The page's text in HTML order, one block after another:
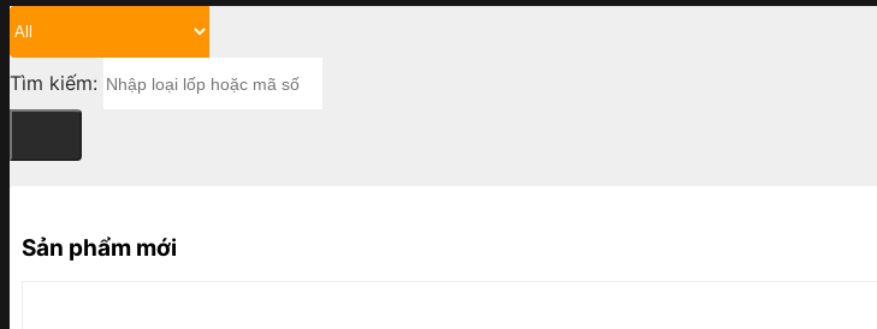
Tìm kiếm:
Sản phẩm mới